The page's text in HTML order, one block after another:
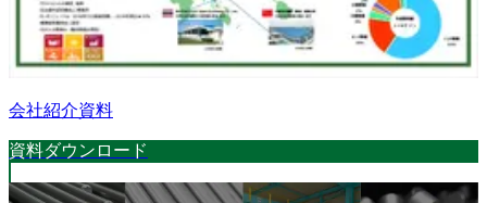
会社紹介資料
資料ダウンロード